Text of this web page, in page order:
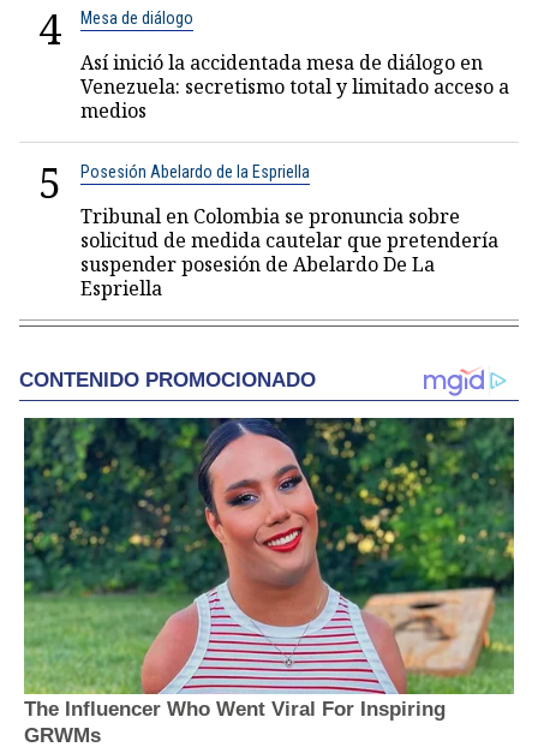
4 Mesa de diálogo
Así inició la accidentada mesa de diálogo en
Venezuela: secretismo total y limitado acceso a
medios
5 Posesión Abelardo de la Espriella
Tribunal en Colombia se pronuncia sobre
solicitud de medida cautelar que pretendería
suspender posesión de Abelardo De La
Espriella